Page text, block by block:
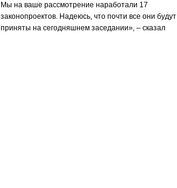
Мы на ваше рассмотрение наработали 17
законопроектов. Надеюсь, что почти все они будут
приняты на сегодняшнем заседании», – сказал